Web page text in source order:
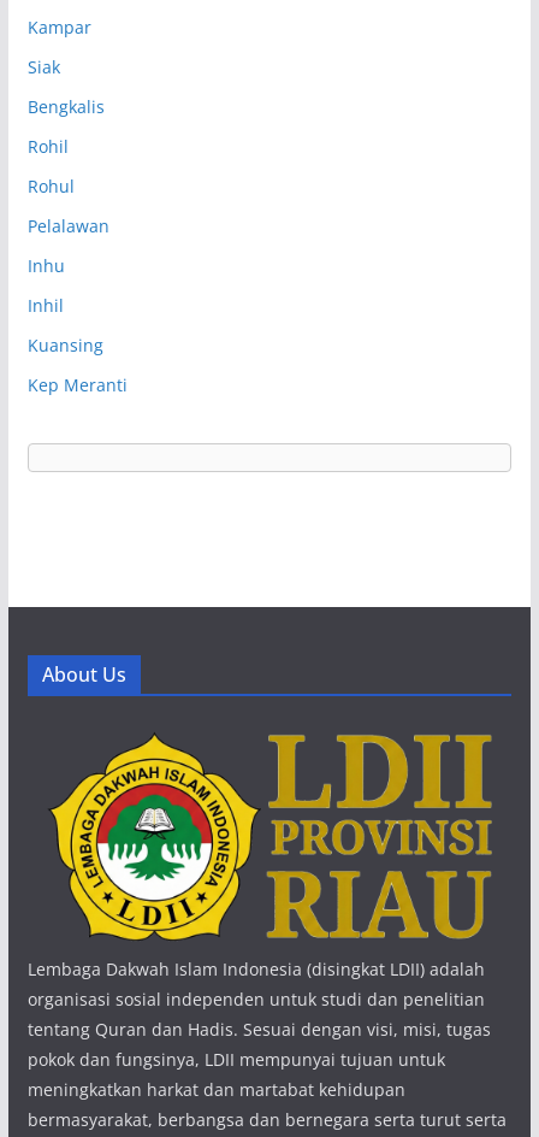
Kampar
Siak
Bengkalis
Rohil
Rohul
Pelalawan
Inhu
Inhil
Kuansing
Kep Meranti
About Us
Lembaga Dakwah Islam Indonesia (disingkat LDII) adalah
organisasi sosial independen untuk studi dan penelitian
tentang Quran dan Hadis. Sesuai dengan visi, misi, tugas
pokok dan fungsinya, LDII mempunyai tujuan untuk
meningkatkan harkat dan martabat kehidupan
bermasyarakat, berbangsa dan bernegara serta turut serta